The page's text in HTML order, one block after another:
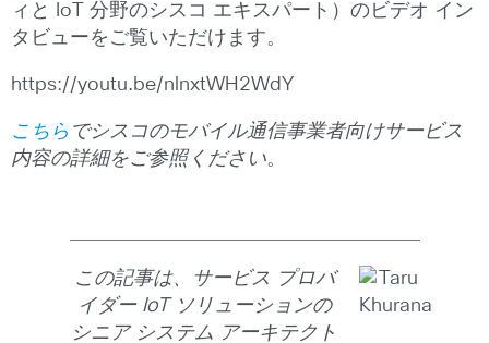
ィと IoT 分野のシスコ エキスパート）のビデオ イン
タビューをご覧いただけます。
https://youtu.be/nlnxtWH2WdY
こちら でシスコのモバイル通信事業者向けサービス
内容の詳細をご参照ください。
この記事は、サービス プロバ
イダー IoT ソリューションの
シニア システム アーキテクト